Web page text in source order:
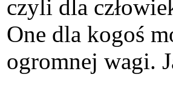
czyli dla
One dla kogoś
ogromnej wagi.